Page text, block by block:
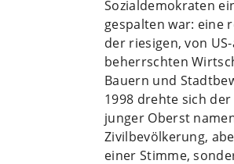
Sozialdemokraten
gespalten war: eine
der riesigen, von
beherrschten
Bauern und
1998 drehte sich
junger Oberst
Zivilbevölkerung,
einer Stimme,